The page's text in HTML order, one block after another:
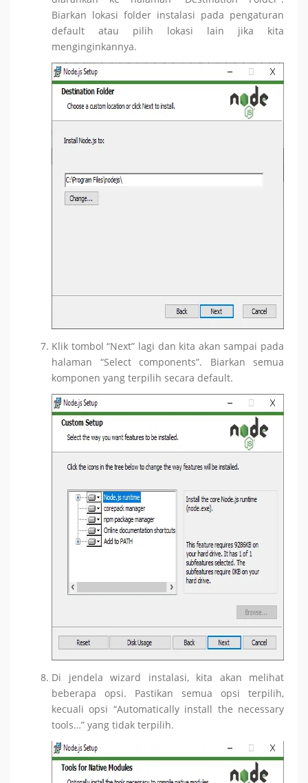
Biarkan lokasi folder instalasi pada pengaturan
default atau pilih lokasi lain jika kita
menginginkannya.
Klik tombol “Next” lagi dan kita akan sampai pada
halaman “Select components”. Biarkan semua
komponen yang terpilih secara default.
Di jendela wizard instalasi, kita akan melihat
beberapa opsi. Pastikan semua opsi terpilih,
kecuali opsi “Automatically install the necessary
tools…” yang tidak terpilih.